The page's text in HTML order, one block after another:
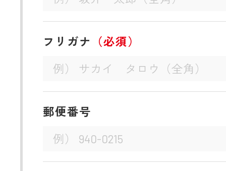
フリガナ （必須）
郵便番号